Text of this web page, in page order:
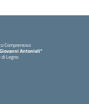
Comprensivo
Antonioli"
Legno
la pagina iniziale della scuola